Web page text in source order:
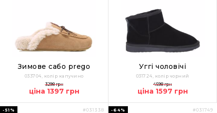
Зимове сабо prego
033704, колір капучино
3298 грн
ціна 1397 грн
Уггі чоловічі
031724, колір чорний
4598 грн
ціна 1597 грн
#031338
-51% #031749
-64%